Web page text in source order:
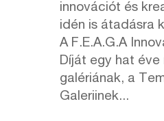
innovációt és
idén is átadásra
A F.E.A.G.A
Díját egy hat éve
galériának, a
Galeriinek...